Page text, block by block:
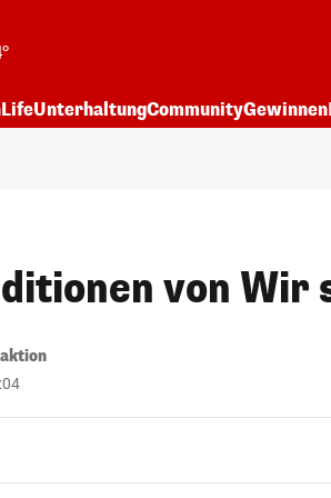
LifeUnterhaltungCommunityGewinnen
von Wir